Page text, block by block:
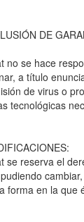
DE
no se hace
a título
de virus o
tecnológicas
se reserva el
forma en la que